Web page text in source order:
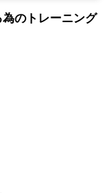
為のトレーニング